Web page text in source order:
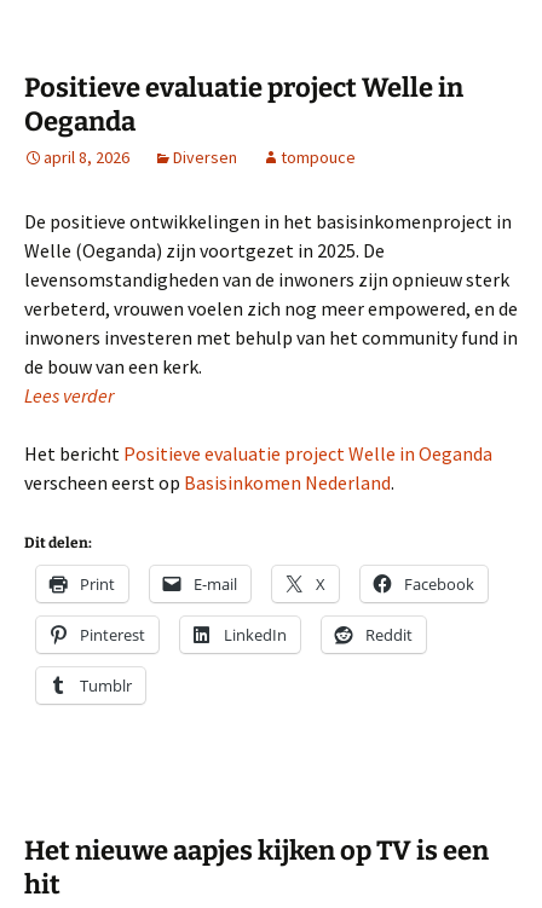
Positieve evaluatie project Welle in
Oeganda
april 8, 2026 Diversen tompouce
De positieve ontwikkelingen in het basisinkomenproject in
Welle (Oeganda) zijn voortgezet in 2025. De
levensomstandigheden van de inwoners zijn opnieuw sterk
verbeterd, vrouwen voelen zich nog meer empowered, en de
inwoners investeren met behulp van het community fund in
de bouw van een kerk.
Lees verder
Het bericht Positieve evaluatie project Welle in Oeganda
verscheen eerst op Basisinkomen Nederland.
Dit delen:
Print E-mail X Facebook
Pinterest LinkedIn Reddit
Tumblr
Het nieuwe aapjes kijken op TV is een
hit